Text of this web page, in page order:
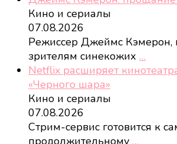
Кино и сериалы
07.08.2026
Режиссер Джеймс Кэмерон,
зрителям синекожих …
Netflix расширяет
«Черного шара»
Кино и сериалы
07.08.2026
Стрим-сервис готовится к
продолжительному …